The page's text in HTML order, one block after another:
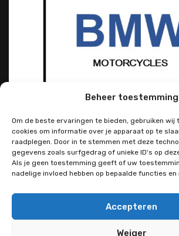
Beheer toestemming
Om de beste ervaringen te bieden, gebruiken wij
cookies om informatie over je apparaat op te
raadplegen. Door in te stemmen met deze
gegevens zoals surfgedrag of unieke ID's op
Als je geen toestemming geeft of uw
nadelige invloed hebben op bepaalde functies en
Accepteren
Weiger